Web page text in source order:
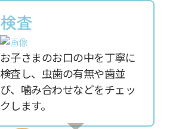
検査
お子さまのお口の中を丁寧に
検査し、虫歯の有無や歯並
び、噛み合わせなどをチェッ
クします。